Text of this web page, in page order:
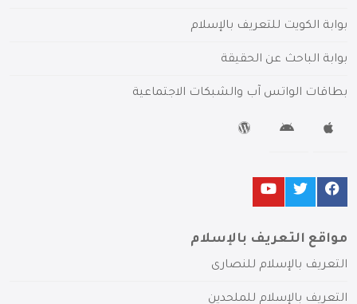
بوابة الكويت للتعريف بالإسلام
بوابة الباحث عن الحقيقة
بطاقات الواتس آب والشبكات الاجتماعية
مواقع التعريف بالإسلام
التعريف بالإسلام للنصارى
التعريف بالإسلام للملحدين